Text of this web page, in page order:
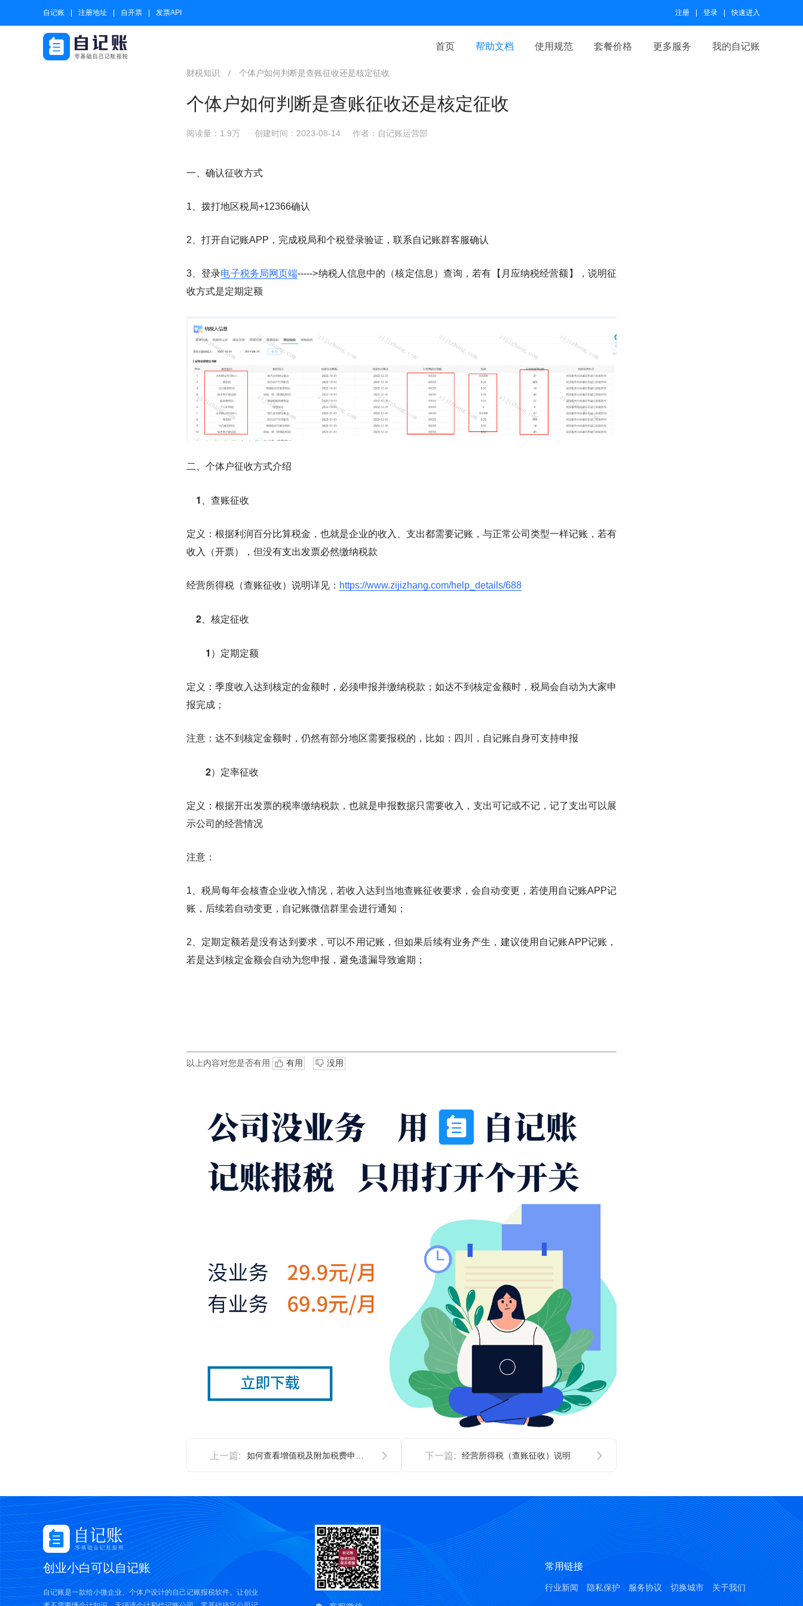
自记账 注册地址 自开票 发票API 注册 登录 快速进入
首页 帮助文档 使用规范 套餐价格 更多服务 我的自记账
财税知识 / 个体户如何判断是查账征收还是核定征收
个体户如何判断是查账征收还是核定征收
阅读量：1.9万 创建时间：2023-08-14 作者：自记账运营部
一、确认征收方式
1、拨打地区税局+12366确认
2、打开自记账APP，完成税局和个税登录验证，联系自记账群客服确认
3、登录电子税务局网页端----->纳税人信息中的（核定信息）查询，若有【月应纳税经营额】，说明征
收方式是定期定额
二、个体户征收方式介绍
1、查账征收
定义：根据利润百分比算税金，也就是企业的收入、支出都需要记账，与正常公司类型一样记账，若有
收入（开票），但没有支出发票必然缴纳税款
经营所得税（查账征收）说明详见： https://www.zijizhang.com/help_details/688
2、核定征收
1）定期定额
定义：季度收入达到核定的金额时，必须申报并缴纳税款；如达不到核定金额时，税局会自动为大家申
报完成；
注意：达不到核定金额时，仍然有部分地区需要报税的，比如：四川，自记账自身可支持申报
2）定率征收
定义：根据开出发票的税率缴纳税款，也就是申报数据只需要收入，支出可记或不记，记了支出可以展
示公司的经营情况
注意：
1、税局每年会核查企业收入情况，若收入达到当地查账征收要求，会自动变更，若使用自记账APP记
账，后续若自动变更，自记账微信群里会进行通知；
2、定期定额若是没有达到要求，可以不用记账，但如果后续有业务产生，建议使用自记账APP记账，
若是达到核定金额会自动为您申报，避免遗漏导致逾期；
以上内容对您是否有用 有用 没用
上一篇: 如何查看增值税及附加税费申报项目（一般纳税人） 下一篇: 经营所得税（查账征收）说明
创业小白可以自记账
自记账是一款给小微企业、个体户设计的自己记账报税软件。让创业
常用链接
行业新闻 隐私保护 服务协议 切换城市 关于我们